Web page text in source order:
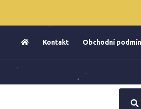
Kontakt Obchodní